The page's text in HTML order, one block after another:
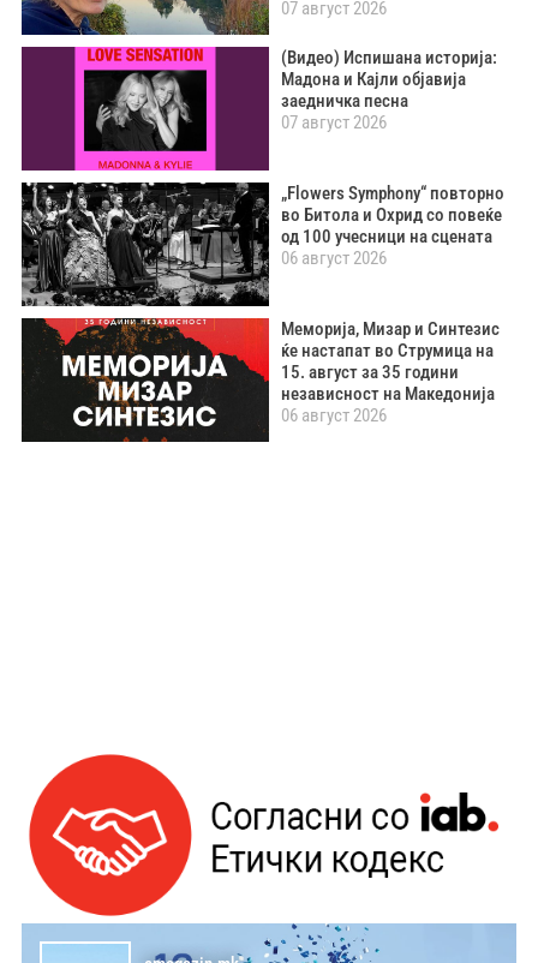
07 август 2026
(Видео) Испишана историја:
Мадона и Кајли објавија
заедничка песна
07 август 2026
„Flowers Symphony“ повторно
во Битола и Охрид со повеќе
од 100 учесници на сцената
06 август 2026
Меморија, Мизар и Синтезис
ќе настапат во Струмица на
15. август за 35 години
независност на Македонија
06 август 2026